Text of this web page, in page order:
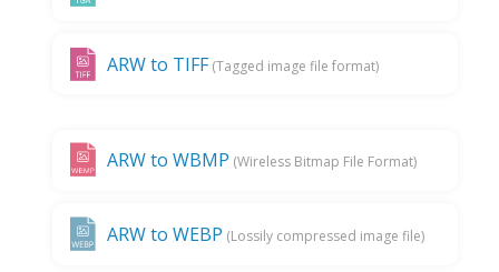
ARW to TIFF (Tagged image file format)
ARW to WBMP (Wireless Bitmap File Format)
ARW to WEBP (Lossily compressed image file)